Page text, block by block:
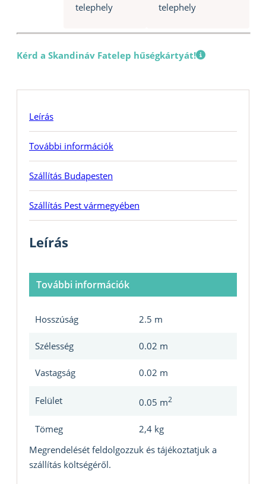
telephely
telephely
Kérd a Skandináv Fatelep hűségkártyát!
Leírás
További információk
Szállítás Budapesten
Szállítás Pest vármegyében
Leírás
További információk
Hosszúság 2.5 m
Szélesség 0.02 m
Vastagság 0.02 m
Felület 0.05 m2
Tömeg
2,4 kg
Megrendelését feldolgozzuk és tájékoztatjuk a
szállítás költségéről.